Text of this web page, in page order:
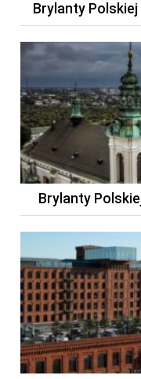
Brylanty
Brylanty